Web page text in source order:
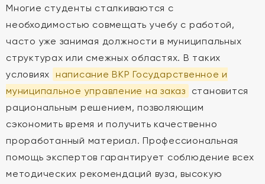
Многие студенты сталкиваются с
необходимостью совмещать учебу с работой,
часто уже занимая должности в муниципальных
структурах или смежных областях. В таких
условиях написание ВКР Государственное и
муниципальное управление на заказ
становится
рациональным решением, позволяющим
сэкономить время и получить качественно
проработанный материал. Профессиональная
помощь экспертов гарантирует соблюдение всех
методических рекомендаций вуза, высокую